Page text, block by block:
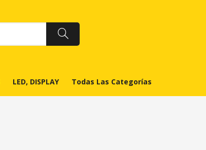
LED, DISPLAY Todas Las Categorías